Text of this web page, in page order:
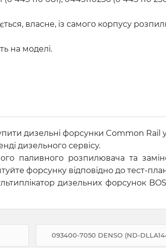
власне, із самого корпусу
на моделі.
дизельні форсунки Common Rail у
дизельного сервісу.
паливного розпилювача та
форсунку відповідно до тест-
дизельних форсунок
093400-7050 DENSO (ND-